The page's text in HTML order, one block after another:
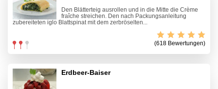
Den Blätterteig ausrollen und in die Mitte die Crème
fraîche streichen. Den nach Packungsanleitung
zubereiteten iglo Blattspinat mit dem zerbröselten...
(618 Bewertungen)
Erdbeer-Baiser